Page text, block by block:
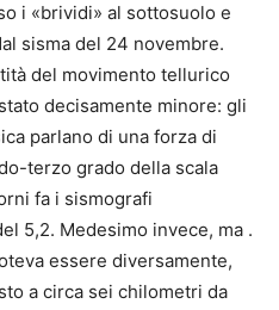
i «brividi» al sottosuolo e
sisma del 24 novembre.
del movimento tellurico
decisamente minore: gli
parlano di una forza di
terzo grado della scala
fa i sismografi
5,2. Medesimo invece, ma .
essere diversamente,
a circa sei chilometri da